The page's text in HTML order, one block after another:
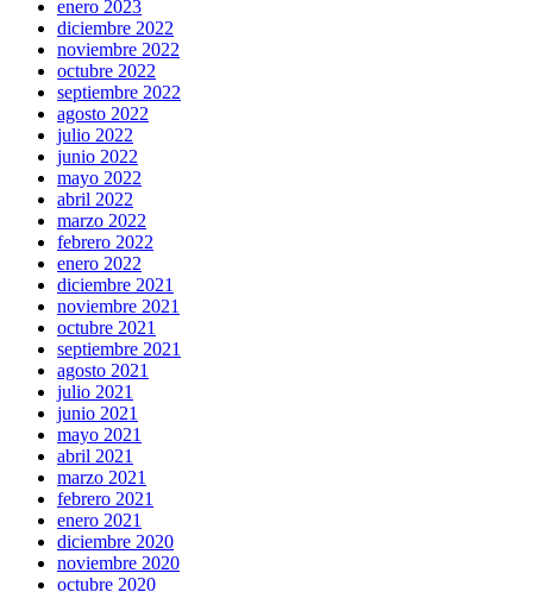
enero 2023
diciembre 2022
noviembre 2022
octubre 2022
septiembre 2022
agosto 2022
julio 2022
junio 2022
mayo 2022
abril 2022
marzo 2022
febrero 2022
enero 2022
diciembre 2021
noviembre 2021
octubre 2021
septiembre 2021
agosto 2021
julio 2021
junio 2021
mayo 2021
abril 2021
marzo 2021
febrero 2021
enero 2021
diciembre 2020
noviembre 2020
octubre 2020